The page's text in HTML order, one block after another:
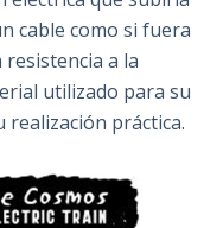
cable como si fuera
a la
utilizado para su
realización práctica.